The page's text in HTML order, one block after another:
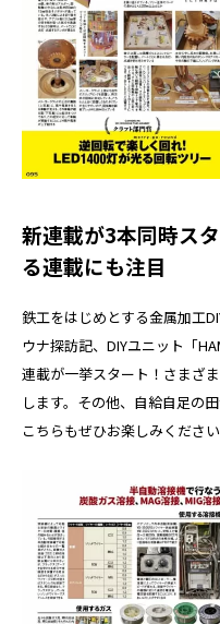
新連載が3本同時ス
る連載にも注目
鉄工をはじめとする金属加工
ウナ探訪記、DIYユニット「
連載が一挙スタート！さまざ
します。その他、自給自足の
こちらもぜひお楽しみください